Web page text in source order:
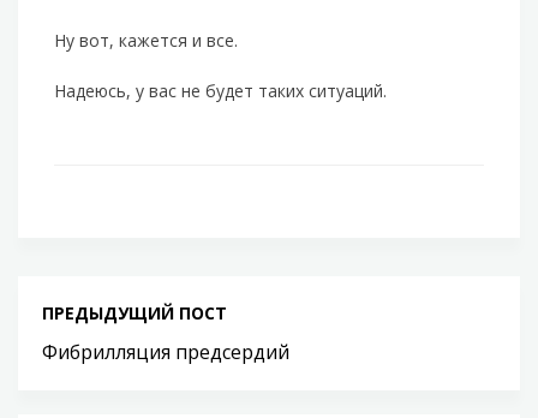
Ну вот, кажется и все.
Надеюсь, у вас не будет таких ситуаций.
ПРЕДЫДУЩИЙ ПОСТ
Фибрилляция предсердий